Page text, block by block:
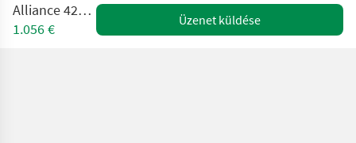
Alliance 420/85R24
1.056 €
Üzenet küldése